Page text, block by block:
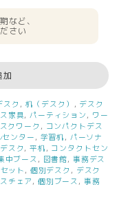
など、
さい
加
スク , 机（デスク） , デスク
家具, パーティション , ワー
クワーク , コンパクトデス
センター , 学習机 , パーソナ
スク,平机 , コンタクトセン
中ブース , 図書館, 事務デス
ット , 個別デスク , デスク
チェア, 個別ブース , 事務